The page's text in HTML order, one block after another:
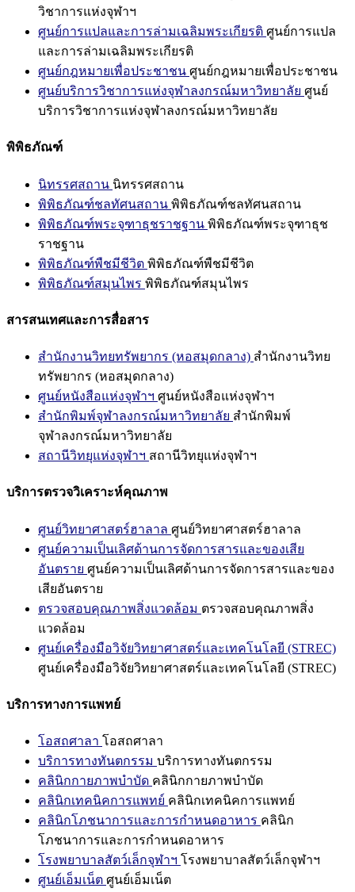
วิชาการแห่งจุฬาฯ
ศูนย์การแปลและการล่ามเฉลิมพระเกียรติ ศูนย์การแปล
และการล่ามเฉลิมพระเกียรติ
ศูนย์กฎหมายเพื่อประชาชน ศูนย์กฎหมายเพื่อประชาชน
ศูนย์บริการวิชาการแห่งจุฬาลงกรณ์มหาวิทยาลัย ศูนย์
บริการวิชาการแห่งจุฬาลงกรณ์มหาวิทยาลัย
พิพิธภัณฑ์
นิทรรศสถาน นิทรรศสถาน
พิพิธภัณฑ์ชลทัศนสถาน พิพิธภัณฑ์ชลทัศนสถาน
พิพิธภัณฑ์พระจุฑาธุชราชฐาน พิพิธภัณฑ์พระจุฑาธุช
ราชฐาน
พิพิธภัณฑ์พืชมีชีวิต พิพิธภัณฑ์พืชมีชีวิต
พิพิธภัณฑ์สมุนไพร พิพิธภัณฑ์สมุนไพร
สารสนเทศและการสื่อสาร
สำนักงานวิทยทรัพยากร (หอสมุดกลาง) สำนักงานวิทย
ทรัพยากร (หอสมุดกลาง)
ศูนย์หนังสือแห่งจุฬาฯ ศูนย์หนังสือแห่งจุฬาฯ
สำนักพิมพ์จุฬาลงกรณ์มหาวิทยาลัย สำนักพิมพ์
จุฬาลงกรณ์มหาวิทยาลัย
สถานีวิทยุแห่งจุฬาฯ สถานีวิทยุแห่งจุฬาฯ
บริการตรวจวิเคราะห์คุณภาพ
ศูนย์วิทยาศาสตร์ฮาลาล ศูนย์วิทยาศาสตร์ฮาลาล
ศูนย์ความเป็นเลิศด้านการจัดการสารและของเสีย
อันตราย ศูนย์ความเป็นเลิศด้านการจัดการสารและของ
เสียอันตราย
ตรวจสอบคุณภาพสิ่งแวดล้อม ตรวจสอบคุณภาพสิ่ง
แวดล้อม
ศูนย์เครื่องมือวิจัยวิทยาศาสตร์และเทคโนโลยี (STREC)
ศูนย์เครื่องมือวิจัยวิทยาศาสตร์และเทคโนโลยี (STREC)
บริการทางการแพทย์
โอสถศาลา โอสถศาลา
บริการทางทันตกรรม บริการทางทันตกรรม
คลินิกกายภาพบำบัด คลินิกกายภาพบำบัด
คลินิกเทคนิคการแพทย์ คลินิกเทคนิคการแพทย์
คลินิกโภชนาการและการกำหนดอาหาร คลินิก
โภชนาการและการกำหนดอาหาร
โรงพยาบาลสัตว์เล็กจุฬาฯ โรงพยาบาลสัตว์เล็กจุฬาฯ
ศูนย์เอ็มเน็ต ศูนย์เอ็มเน็ต